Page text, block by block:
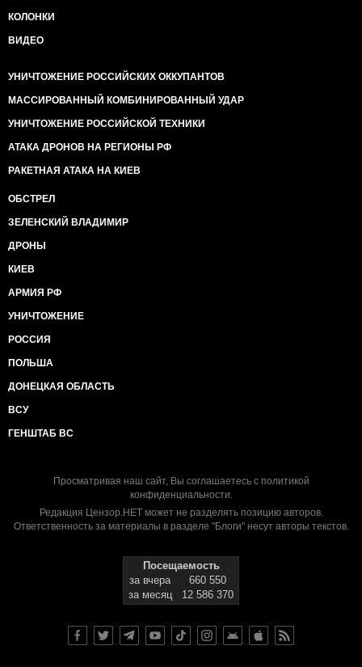
КОЛОНКИ
ВИДЕО
УНИЧТОЖЕНИЕ РОССИЙСКИХ ОККУПАНТОВ
МАССИРОВАННЫЙ КОМБИНИРОВАННЫЙ УДАР
УНИЧТОЖЕНИЕ РОССИЙСКОЙ ТЕХНИКИ
АТАКА ДРОНОВ НА РЕГИОНЫ РФ
РАКЕТНАЯ АТАКА НА КИЕВ
ОБСТРЕЛ
ЗЕЛЕНСКИЙ ВЛАДИМИР
ДРОНЫ
КИЕВ
АРМИЯ РФ
УНИЧТОЖЕНИЕ
РОССИЯ
ПОЛЬША
ДОНЕЦКАЯ ОБЛАСТЬ
ВСУ
ГЕНШТАБ ВС
Просматривая наш сайт, Вы соглашаетесь с политикой
конфиденциальности.
Редакция Цензор.НЕТ может не разделять позицию авторов.
Ответственность за материалы в разделе "Блоги" несут авторы текстов.
Посещаемость
за вчера
660 550
за месяц
12 586 370